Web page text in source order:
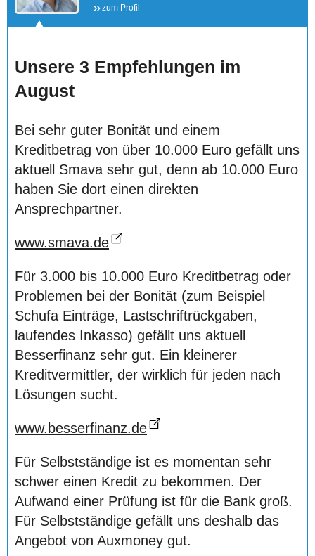
zum Profil
Unsere 3 Empfehlungen im
August
Bei sehr guter Bonität und einem
Kreditbetrag von über 10.000 Euro gefällt uns
aktuell Smava sehr gut, denn ab 10.000 Euro
haben Sie dort einen direkten
Ansprechpartner.
www.smava.de
Für 3.000 bis 10.000 Euro Kreditbetrag oder
Problemen bei der Bonität (zum Beispiel
Schufa Einträge, Lastschriftrückgaben,
laufendes Inkasso) gefällt uns aktuell
Besserfinanz sehr gut. Ein kleinerer
Kreditvermittler, der wirklich für jeden nach
Lösungen sucht.
www.besserfinanz.de
Für Selbstständige ist es momentan sehr
schwer einen Kredit zu bekommen. Der
Aufwand einer Prüfung ist für die Bank groß.
Für Selbstständige gefällt uns deshalb das
Angebot von Auxmoney gut.